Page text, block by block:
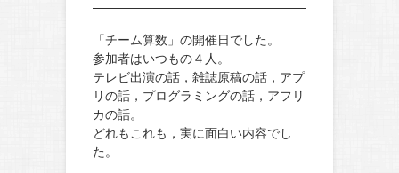
「チーム算数」の開催日でした。
参加者はいつもの４人。
テレビ出演の話，雑誌原稿の話，アプ
リの話，プログラミングの話，アフリ
カの話。
どれもこれも，実に面白い内容でし
た。